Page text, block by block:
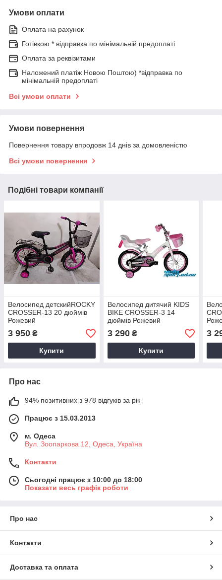
Умови оплати
Оплата на рахунок
Готівкою * відправка по мінімальній предоплаті
Оплата за реквізитами
Наложений платіж Новою Поштою) *відправка по
мінімальній предоплаті
Всі умови оплати
Умови повернення
Повернення товару впродовж 14 днів за домовленістю
Всі умови повернення
Подібні товари компанії
Велосипед детскийROCKY
CROSSER-13 20 дюймів
Рожевий
3 950 ₴
Купити
Велосипед дитячий KIDS
BIKE CROSSER-3 14
дюймів Рожевий
3 290₴
Купити
3
Про нас
94% позитивних з 978 відгуків за рік
Працює з 15.03.2013
м. Одеса
Вул. Зоопаркова 12, Одеса, Україна
Контакти
Сьогодні працює з 10:00 до 18:00
Показати весь графік роботи
Про нас
Контакти
Доставка та оплата